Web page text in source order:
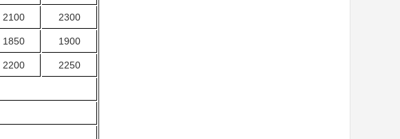
2100 2300
1850 1900
2200 2250